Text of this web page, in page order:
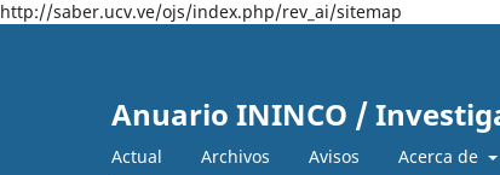
http://saber.ucv.ve/ojs/index.php/rev_ai/sitemap
Anuario ININCO /
Actual Archivos Avisos Acerca de